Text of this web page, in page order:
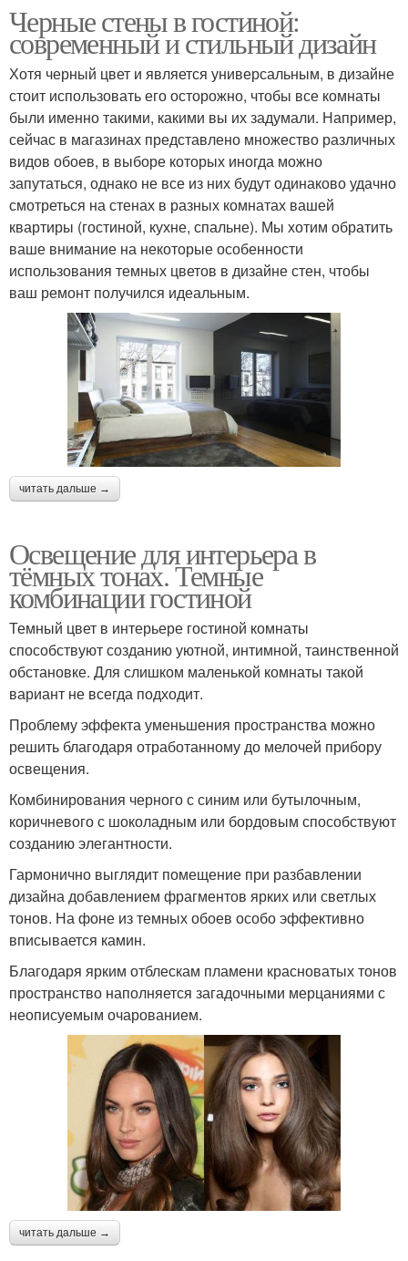
Черные стены в гостиной:
современный и стильный дизайн
Хотя черный цвет и является универсальным, в дизайне
стоит использовать его осторожно, чтобы все комнаты
были именно такими, какими вы их задумали. Например,
сейчас в магазинах представлено множество различных
видов обоев, в выборе которых иногда можно
запутаться, однако не все из них будут одинаково удачно
смотреться на стенах в разных комнатах вашей
квартиры (гостиной, кухне, спальне). Мы хотим обратить
ваше внимание на некоторые особенности
использования темных цветов в дизайне стен, чтобы
ваш ремонт получился идеальным.
читать дальше →
Освещение для интерьера в
тёмных тонах. Темные
комбинации гостиной
Темный цвет в интерьере гостиной комнаты
способствуют созданию уютной, интимной, таинственной
обстановке. Для слишком маленькой комнаты такой
вариант не всегда подходит.
Проблему эффекта уменьшения пространства можно
решить благодаря отработанному до мелочей прибору
освещения.
Комбинирования черного с синим или бутылочным,
коричневого с шоколадным или бордовым способствуют
созданию элегантности.
Гармонично выглядит помещение при разбавлении
дизайна добавлением фрагментов ярких или светлых
тонов. На фоне из темных обоев особо эффективно
вписывается камин.
Благодаря ярким отблескам пламени красноватых тонов
пространство наполняется загадочными мерцаниями с
неописуемым очарованием.
читать дальше →